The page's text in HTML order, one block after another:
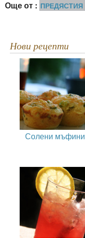
Още от : ПРЕДЯСТИЯ
Нови рецепти
Солени мъфини